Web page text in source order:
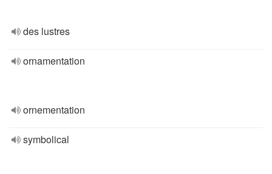
des lustres
ornamentation
ornementation
symbolical